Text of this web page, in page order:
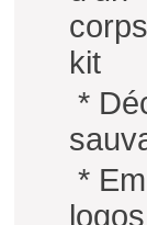
kit
*
*